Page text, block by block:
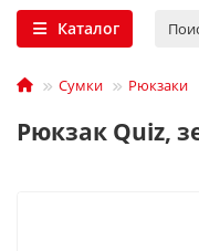
Каталог
Сумки Рюкзаки
Рюкзак Quiz,